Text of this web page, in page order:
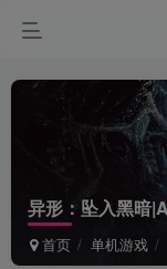
异形：坠入黑暗
首页 单机游戏